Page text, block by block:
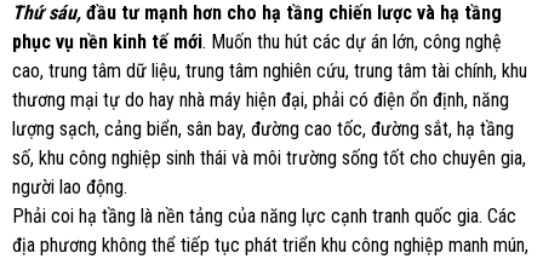
Thứ sáu, đầu tư mạnh hơn cho hạ tầng chiến lược và hạ tầng
phục vụ nền kinh tế mới. Muốn thu hút các dự án lớn, công nghệ
cao, trung tâm dữ liệu, trung tâm nghiên cứu, trung tâm tài chính, khu
thương mại tự do hay nhà máy hiện đại, phải có điện ổn định, năng
lượng sạch, cảng biển, sân bay, đường cao tốc, đường sắt, hạ tầng
số, khu công nghiệp sinh thái và môi trường sống tốt cho chuyên gia,
người lao động.
Phải coi hạ tầng là nền tảng của năng lực cạnh tranh quốc gia. Các
địa phương không thể tiếp tục phát triển khu công nghiệp manh mún,